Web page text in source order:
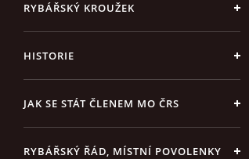
RYBÁŘSKÝ KROUŽEK
HISTORIE
JAK SE STÁT ČLENEM MO ČRS
RYBÁŘSKÝ ŘÁD, MÍSTNÍ POVOLENKY